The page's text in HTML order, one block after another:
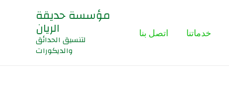
خدماتنا اتصل بنا
مؤسسة حديقة
الريان
لتنسيق الحدائق
والديكورات